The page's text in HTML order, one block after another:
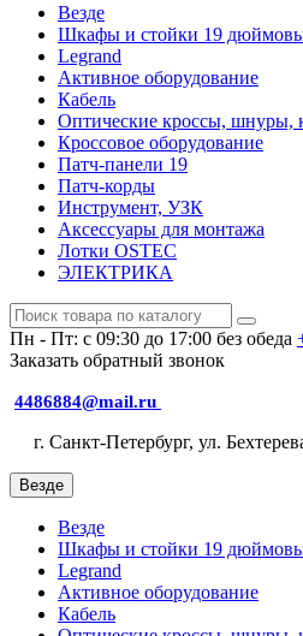
Везде
Шкафы и стойки 19
Legrand
Активное оборудование
Кабель
Оптические кроссы, шнуры,
Кроссовое оборудование
Патч-панели 19
Патч-корды
Инструмент, УЗК
Аксессуары для монтажа
Лотки OSTEC
ЭЛЕКТРИКА
Пн - Пт: с 09:30 до 17:00 без обеда
Заказать обратный звонок
4486884@mail.ru
г. Санкт-Петербург, ул.
Везде
Везде
Шкафы и стойки 19
Legrand
Активное оборудование
Кабель